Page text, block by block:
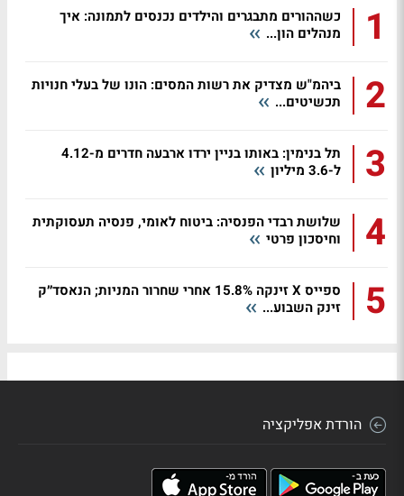
1
כשההורים מתבגרים והילדים נכנסים לתמונה: איך
מנהלים הון...
2
ביהמ"ש מצדיק את רשות המסים: הונו של בעלי חנויות
תכשיטים...
3
תל בנימין: באותו בניין ירדו ארבעה חדרים מ-4.12
ל-3.6 מיליון
4
שלושת רבדי הפנסיה: ביטוח לאומי, פנסיה תעסוקתית
וחיסכון פרטי
5
ספייס X זינקה 15.8% אחרי שחרור המניות; הנאסד״ק
זינק השבוע...
הורדת אפליקציה